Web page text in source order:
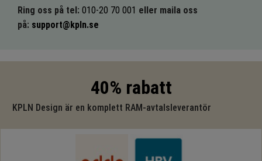
Ring oss på tel: 010-20 70 001 eller maila oss
på: support@kpln.se
40% rabatt
KPLN Design är en komplett RAM-avtalsleverantör